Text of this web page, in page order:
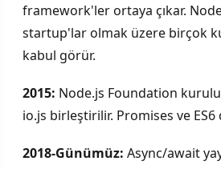
framework'ler ortaya çıkar.
startup'lar olmak üzere birçok
kabul görür.
2015: Node.js Foundation
io.js birleştirilir. Promises ve
2018-Günümüz: Async/await